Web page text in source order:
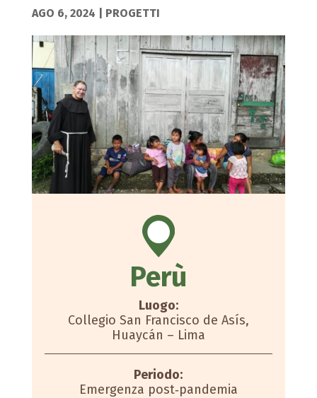
AGO 6, 2024 PROGETTI
Perù
Luogo:
Collegio San Francisco de Asís,
Huaycán – Lima
Periodo:
Emergenza post‑pandemia